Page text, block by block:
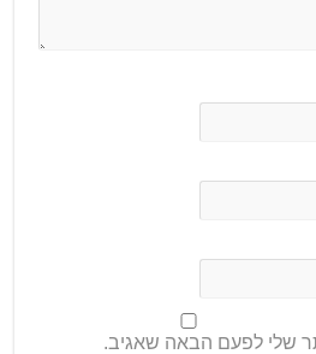
שלי לפעם הבאה שאגיב.